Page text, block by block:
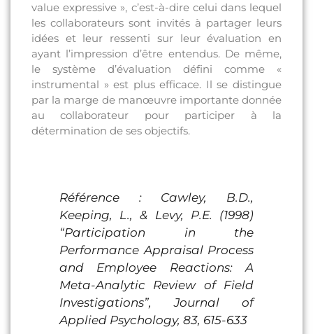
value expressive », c’est-à-dire celui dans lequel
les collaborateurs sont invités à partager leurs
idées et leur ressenti sur leur évaluation en
ayant l’impression d’être entendus. De même,
le système d’évaluation défini comme «
instrumental » est plus efficace. Il se distingue
par la marge de manœuvre importante donnée
au collaborateur pour participer à la
détermination de ses objectifs.
Référence : Cawley, B.D.,
Keeping, L., & Levy, P.E. (1998)
“Participation in the
Performance Appraisal Process
and Employee Reactions: A
Meta-Analytic Review of Field
Investigations”, Journal of
Applied Psychology, 83, 615-633